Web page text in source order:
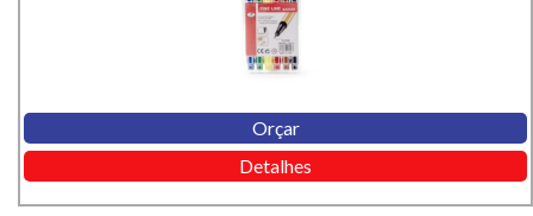
Orçar
Detalhes